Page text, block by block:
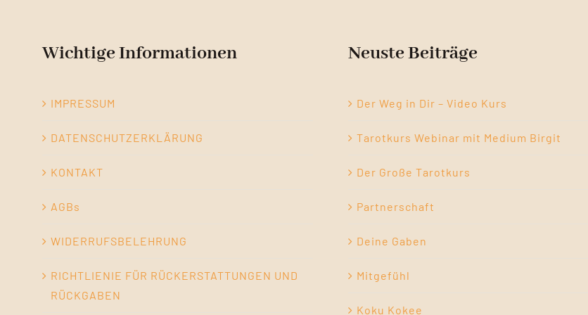
Wichtige Informationen
IMPRESSUM
DATENSCHUTZERKLÄRUNG
KONTAKT
AGBs
WIDERRUFSBELEHRUNG
RICHTLIENIE FÜR RÜCKERSTATTUNGEN UND
RÜCKGABEN
Neuste Beiträge
Der Weg in Dir – Video Kurs
Tarotkurs Webinar mit Medium Birgit
Der Große Tarotkurs
Partnerschaft
Deine Gaben
Mitgefühl
Koku Kokee